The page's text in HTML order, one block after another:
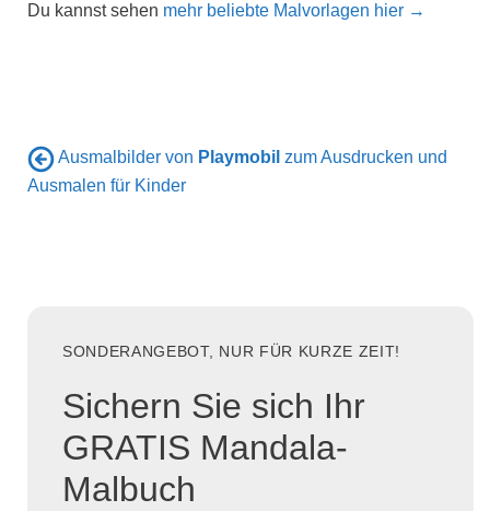
Du kannst sehen mehr beliebte Malvorlagen hier →
Ausmalbilder von Playmobil zum Ausdrucken und
Ausmalen für Kinder
SONDERANGEBOT, NUR FÜR KURZE ZEIT!
Sichern Sie sich Ihr
GRATIS Mandala-
Malbuch